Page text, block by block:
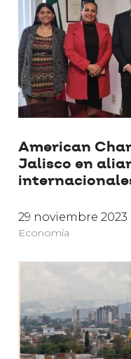
American
Jalisco en
29 noviembre 2023
Economía